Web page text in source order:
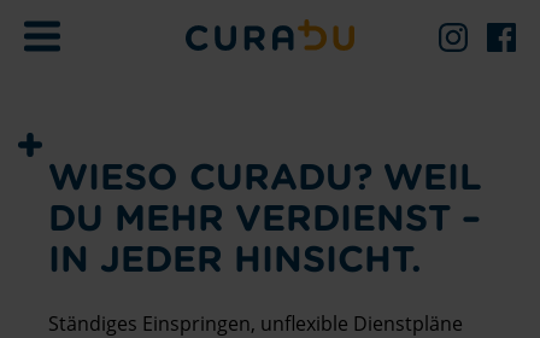
WIESO CURADU? WEIL
DU MEHR VERDIENST –
IN JEDER HINSICHT.
Ständiges Einspringen, unflexible Dienstpläne